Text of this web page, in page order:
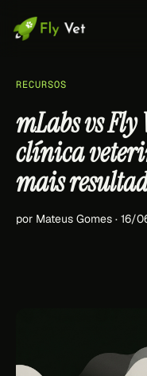
RECURSOS
mLabs vs Fly
clínica
mais
por Mateus Gomes · 16/